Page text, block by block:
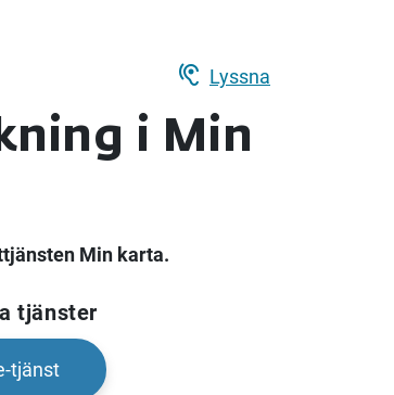
hearing Lyssna
i Min
Min karta.
tjänster
tjänst